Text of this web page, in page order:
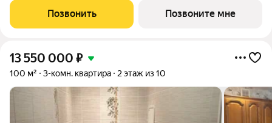
Главная особенность сочетание уединённости и развитой
инфраструктуры. «Южное Пушкино»
Позвонить Позвоните мне
13 550 000 ₽
100 м² 3-комн. квартира 2 этаж из 10